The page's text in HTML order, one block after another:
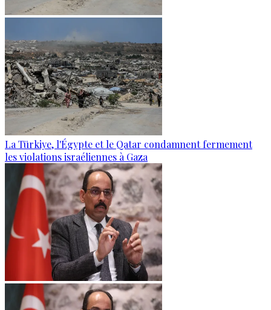
La Türkiye, l'Égypte et le Qatar condamnent fermement
les violations israéliennes à Gaza